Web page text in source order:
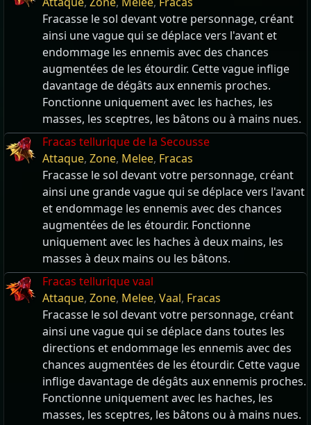
Fracasse le sol devant votre personnage, créant
ainsi une vague qui se déplace vers l'avant et
endommage les ennemis avec des chances
augmentées de les étourdir. Cette vague inflige
davantage de dégâts aux ennemis proches.
Fonctionne uniquement avec les haches, les
masses, les sceptres, les bâtons ou à mains nues.
Fracas tellurique de la Secousse
Attaque, Zone, Melee, Fracas
Fracasse le sol devant votre personnage, créant
ainsi une grande vague qui se déplace vers l'avant
et endommage les ennemis avec des chances
augmentées de les étourdir. Fonctionne
uniquement avec les haches à deux mains, les
masses à deux mains ou les bâtons.
Fracas tellurique vaal
Attaque, Zone, Melee, Vaal, Fracas
Fracasse le sol devant votre personnage, créant
ainsi une vague qui se déplace dans toutes les
directions et endommage les ennemis avec des
chances augmentées de les étourdir. Cette vague
inflige davantage de dégâts aux ennemis proches.
Fonctionne uniquement avec les haches, les
masses, les sceptres, les bâtons ou à mains nues.